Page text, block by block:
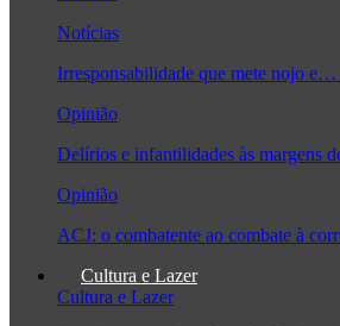
Notícias
Irresponsabilidade que mete nojo e…
Opinião
Delírios e infantilidades às margens
Opinião
ACJ: o combatente ao combate à
Cultura e Lazer
Cultura e Lazer